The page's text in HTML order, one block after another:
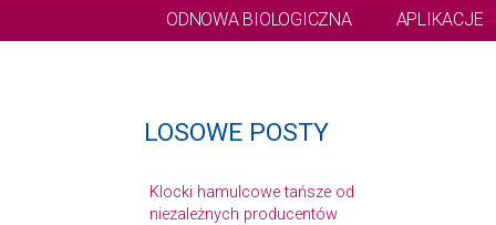
ODNOWA BIOLOGICZNA
APLIKACJE
LOSOWE POSTY
Klocki hamulcowe tańsze od
niezależnych producentów